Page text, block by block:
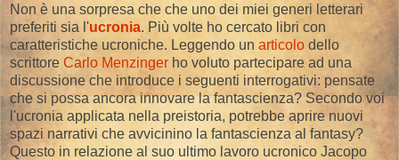
Non è una sorpresa che che uno dei miei generi letterari
preferiti sia l'ucronia. Più volte ho cercato libri con
caratteristiche ucroniche. Leggendo un articolo dello
scrittore Carlo Menzinger ho voluto partecipare ad una
discussione che introduce i seguenti interrogativi: pensate
che si possa ancora innovare la fantascienza? Secondo voi
l'ucronia applicata nella preistoria, potrebbe aprire nuovi
spazi narrativi che avvicinino la fantascienza al fantasy?
Questo in relazione al suo ultimo lavoro ucronico Jacopo